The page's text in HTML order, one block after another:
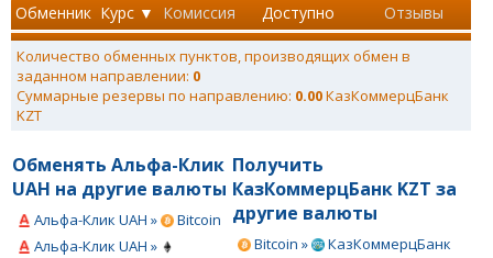
Обменник Курс ▼ Комиссия Доступно Отзывы
Количество обменных пунктов, производящих обмен в
заданном направлении: 0
Суммарные резервы по направлению: 0.00КазКоммерцБанк
KZT
Обменять Альфа-Клик
UAH на другие валюты
Альфа-Клик UAH »
Bitcoin
Альфа-Клик UAH »
Получить
КазКоммерцБанк KZT за
другие валюты
Bitcoin »
КазКоммерцБанк